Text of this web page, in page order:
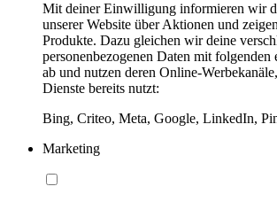
Mit deiner Einwilligung informieren wir
unserer Website über Aktionen und
Produkte. Dazu gleichen wir deine
personenbezogenen Daten mit folgenden
ab und nutzen deren Online-
Dienste bereits nutzt:
Bing, Criteo, Meta, Google, LinkedIn,
Marketing